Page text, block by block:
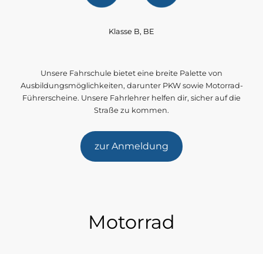
Klasse B, BE
Unsere Fahrschule bietet eine breite Palette von
Ausbildungsmöglichkeiten, darunter PKW sowie Motorrad-
Führerscheine. Unsere Fahrlehrer helfen dir, sicher auf die
Straße zu kommen.
zur Anmeldung
Motorrad